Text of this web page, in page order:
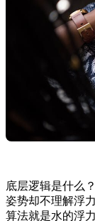
底层逻辑是什么
姿势却不理解浮
算法就是水的浮